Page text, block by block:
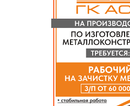
ПРЕДЛОЖИТЬ НОВОСТЬ